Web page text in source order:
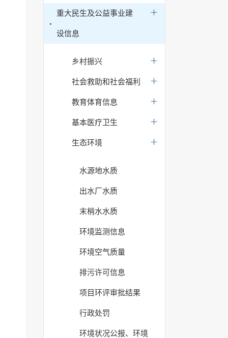
重大民生及公益事业建
设信息
乡村振兴
社会救助和社会福利
教育体育信息
基本医疗卫生
生态环境
水源地水质
出水厂水质
末梢水水质
环境监测信息
环境空气质量
排污许可信息
项目环评审批结果
行政处罚
环境状况公报、环境